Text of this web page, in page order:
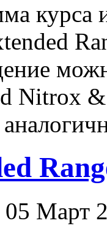
курса
Nitrox &
05 Март